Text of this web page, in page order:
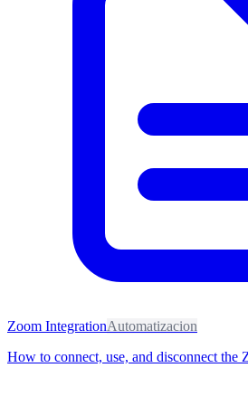
Zoom IntegrationAutomatizacion
How to connect, use, and disconnect the